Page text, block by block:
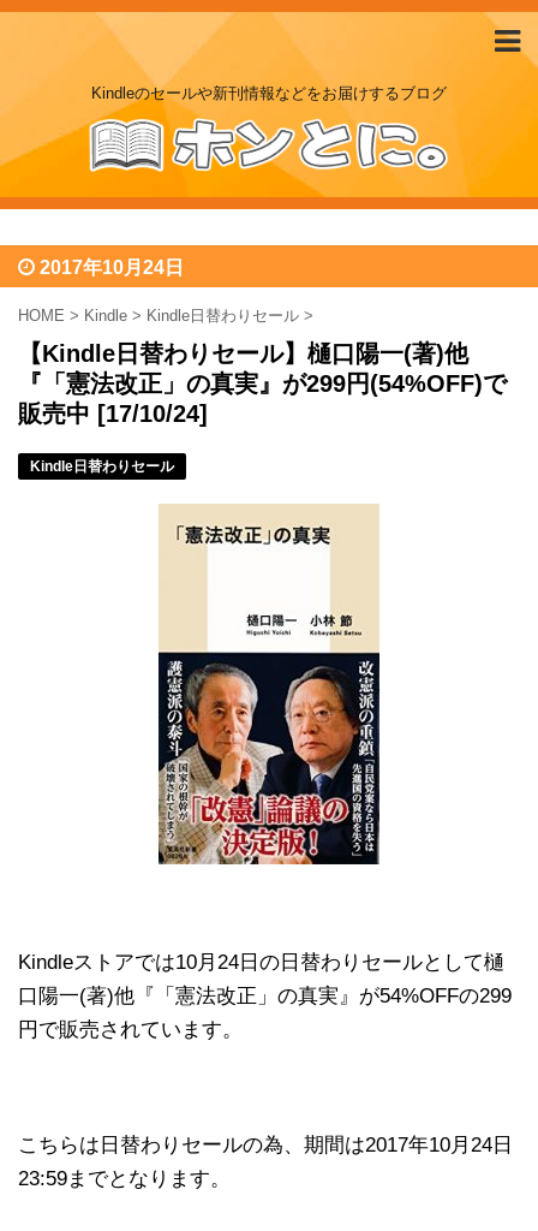
Kindleのセールや新刊情報などをお届けするブログ
2017年10月24日
HOME > Kindle > Kindle日替わりセール >
【Kindle日替わりセール】樋口陽一(著)他
『「憲法改正」の真実』が299円(54%OFF)で
販売中 [17/10/24]
Kindle日替わりセール
Kindleストアでは10月24日の日替わりセールとして樋
口陽一(著)他『「憲法改正」の真実』が54%OFFの299
円で販売されています。
こちらは日替わりセールの為、期間は2017年10月24日
23:59までとなります。